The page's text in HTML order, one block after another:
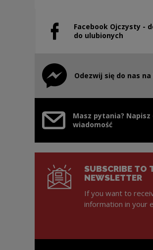
Facebook Ojczysty -
do ulubionych
Note, the link will open in a
Odezwij się do nas
Note, the link will open in a
Masz pytania? Napisz
wiadomość
SUBSCRIBE TO
NEWSLETTER
If you want to
information in your